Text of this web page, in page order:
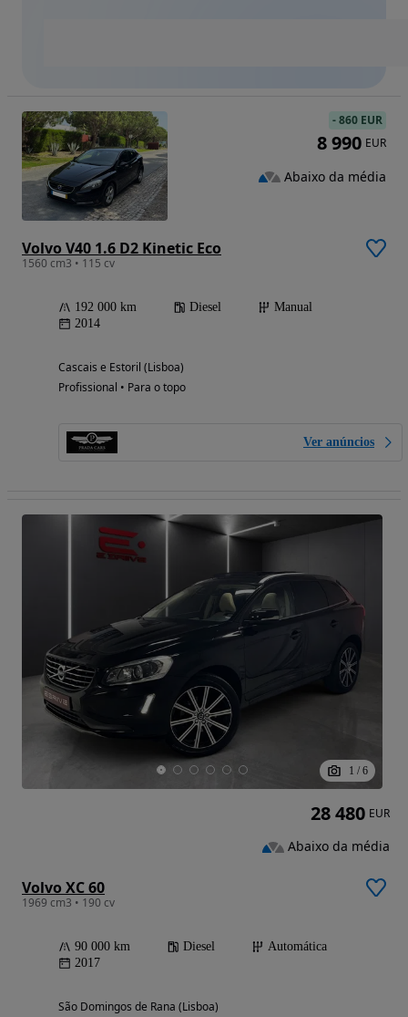
Volvo V40 1.6 D2 Kinetic Eco
1560 cm3 • 115 cv
192 000 km Diesel
Manual
2014
Cascais e Estoril (Lisboa)
Profissional • Para o topo
Ver anúncios
-860 EUR
8 990 EUR
Abaixo da média
1 / 6
Volvo XC 60
1969 cm3 • 190 cv
90 000 km Diesel
Automática
2017
São Domingos de Rana (Lisboa)
28 480 EUR
Abaixo da média